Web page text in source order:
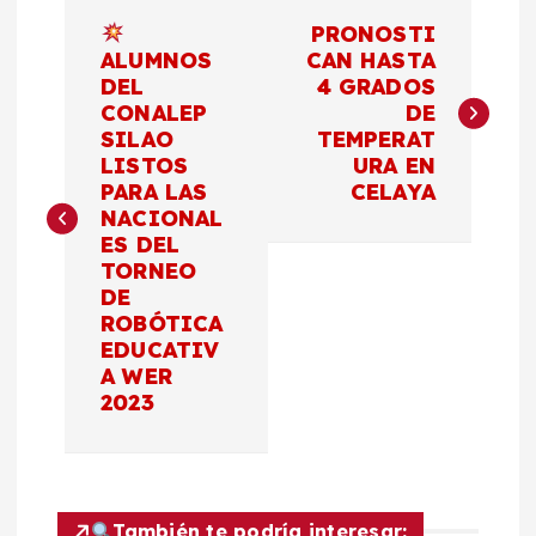
e
g
ALUMNOS
DEL
CONALEP
SILAO
LISTOS
PARA LAS
NACIONAL
ES DEL
TORNEO
DE
ROBÓTICA
EDUCATIV
A WER
2023
PRONOSTI
CAN HASTA
4 GRADOS
DE
TEMPERAT
URA EN
CELAYA
También te podría interesar: